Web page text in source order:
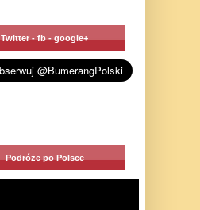
Twitter - fb - google+
Podróże po Polsce